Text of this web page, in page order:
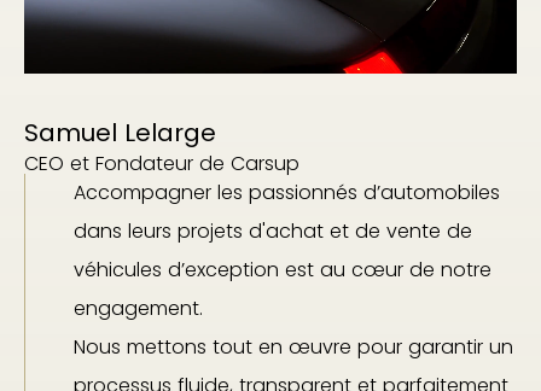
Samuel Lelarge
CEO et Fondateur de Carsup
Accompagner les passionnés d’automobiles
dans leurs projets d'achat et de vente de
véhicules d’exception est au cœur de notre
engagement.
Nous mettons tout en œuvre pour garantir un